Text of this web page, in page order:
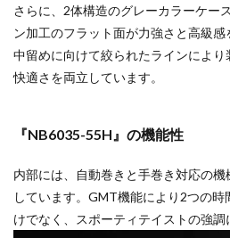
さらに、2体構造のグレーカラーケー
ン加工のフラット面が力強さと高級感
中留めに向けて絞られたラインにより
快適さを両立しています。
『NB6035-55H』の機能性
内部には、自動巻きと手巻き対応の
しています。GMT機能により2つの
けでなく、スポーティテイストの強調